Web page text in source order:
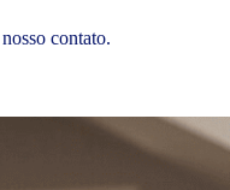
contato.